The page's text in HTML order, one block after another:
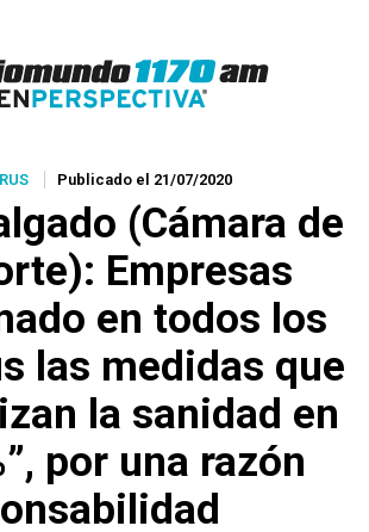
Publicado el 21/07/2020
(Cámara de
Empresas
en todos los
las medidas que
la sanidad en
por una razón